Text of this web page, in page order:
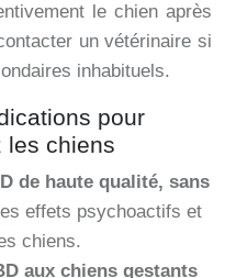
le chien après
un vétérinaire si
inhabituels.
pour
les chiens
de haute qualité, sans
effets psychoactifs et
chiens.
aux chiens gestants